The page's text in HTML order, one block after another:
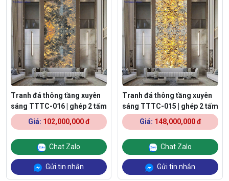
Tranh đá thông tầng xuyên
sáng TTTC-016 | ghép 2 tấm
Giá: 102,000,000 đ
Chat Zalo
Gửi tin nhắn
Tranh đá thông tầng xuyên
sáng TTTC-015 | ghép 2 tấm
Giá: 148,000,000 đ
Chat Zalo
Gửi tin nhắn